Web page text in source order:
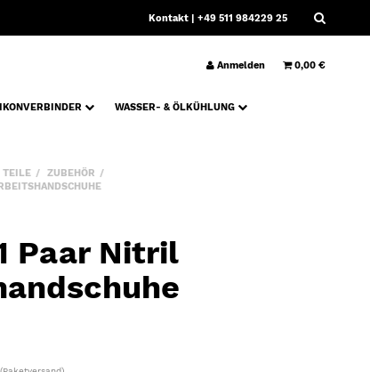
Kontakt | +49 511 984229 25
Anmelden 0,00 €
WASSER- & ÖLKÜHLUNG
TEILE
ZUBEHÖR
Paar Nitril